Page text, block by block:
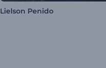
Lielson Penido